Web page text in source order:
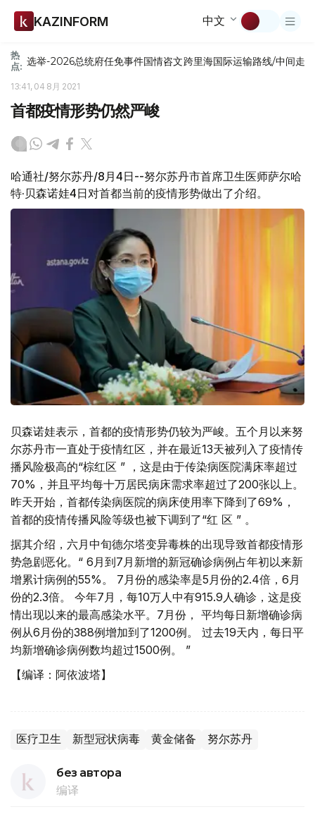
KAZINFORM 中文
热
点: 选举-2026总统府任免事件国情咨文跨里海国际运输路线/中间走廊
13:41, 04 8月 2021
首都疫情形势仍然严峻
哈通社/努尔苏丹/8月4日--努尔苏丹市首席卫生医师萨尔哈
特·贝森诺娃4日对首都当前的疫情形势做出了介绍。
贝森诺娃表示，首都的疫情形势仍较为严峻。五个月以来努
尔苏丹市一直处于疫情红区，并在最近13天被列入了疫情传
播风险极高的“棕红区 ” ，这是由于传染病医院满床率超过
70%，并且平均每十万居民病床需求率超过了200张以上。
昨天开始，首都传染病医院的病床使用率下降到了69%，
首都的疫情传播风险等级也被下调到了“红 区 ” 。
据其介绍，六月中旬德尔塔变异毒株的出现导致首都疫情形
势急剧恶化。“ 6月到7月新增的新冠确诊病例占年初以来新
增累计病例的55%。 7月份的感染率是5月份的2.4倍，6月
份的2.3倍。 今年7月，每10万人中有915.9人确诊，这是疫
情出现以来的最高感染水平。7月份， 平均每日新增确诊病
例从6月份的388例增加到了1200例。 过去19天内，每日平
均新增确诊病例数均超过1500例。 ”
【编译：阿依波塔】
医疗卫生 新型冠状病毒 黄金储备 努尔苏丹
без автора
编译